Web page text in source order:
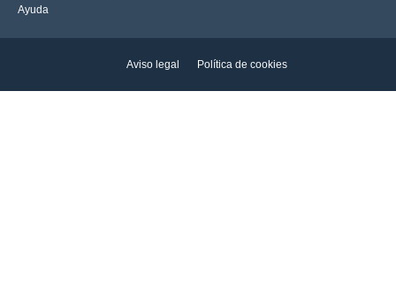
Ayuda
Aviso legal Política de cookies